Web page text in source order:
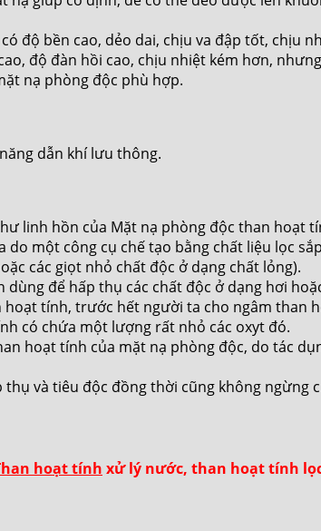
độ bền cao, dẻo dai, chịu va đập tốt, chịu
độ đàn hồi cao, chịu nhiệt kém hơn,
nạ phòng độc phù hợp.
dẫn khí lưu thông.
linh hồn của Mặt nạ phòng độc than hoạt
một công cụ chế tạo bằng chất liệu lọc
các giọt nhỏ chất độc ở dạng chất lỏng).
để hấp thụ các chất độc ở dạng hơi
tính, trước hết người ta cho ngâm than
có chứa một lượng rất nhỏ các oxyt đó.
hoạt tính của mặt nạ phòng độc, do tác
thụ và tiêu độc đồng thời cũng không ngừng
hoạt tính xử lý nước, than hoạt tính